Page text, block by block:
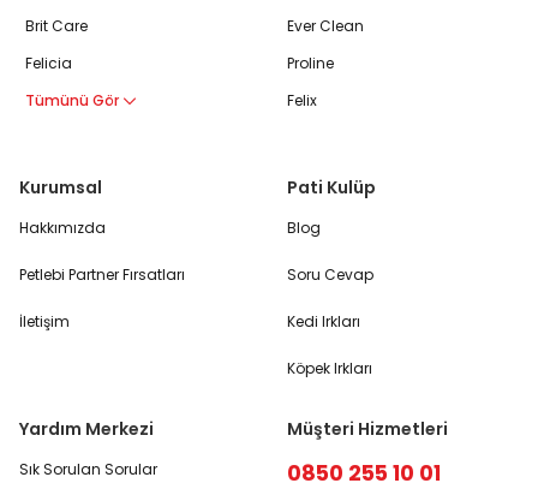
Brit Care
Felicia
Tümünü Gör
Ever Clean
Proline
Felix
Kurumsal
Hakkımızda
Petlebi Partner Fırsatları
İletişim
Pati Kulüp
Blog
Soru Cevap
Kedi Irkları
Köpek Irkları
Yardım Merkezi
Sık Sorulan Sorular
Müşteri Hizmetleri
0850 255 10 01